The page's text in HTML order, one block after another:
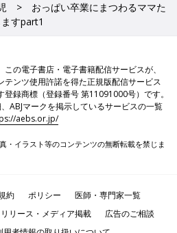
おっぱい卒業にまつわるママた
すpart1
この電子書店・電子書籍配信サービスが、
テンツ使用許諾を得た正規版配信サービス
登録商標（登録番号 第11091000号）です。
ABJマークを掲示しているサービスの一覧
aebs.or.jp/
・イラスト等のコンテンツの無断転載を禁じま
約 ポリシー
医師・専門家一覧
リース・メディア掲載
広告のご相談